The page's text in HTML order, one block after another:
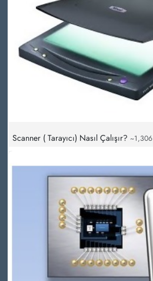
Scanner ( Tarayıcı) Nasıl Çalışır? ~1,306